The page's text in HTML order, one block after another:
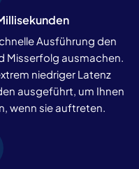
Ausführung den
Misserfolg ausmachen.
niedriger Latenz
ausgeführt, um Ihnen
wenn sie auftreten.